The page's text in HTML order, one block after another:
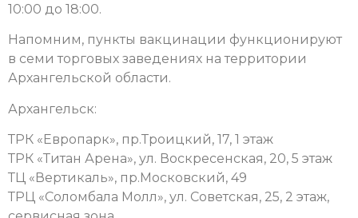
10:00 до 18:00.
Напомним, пункты вакцинации функционируют
в семи торговых заведениях на территории
Архангельской области.
Архангельск:
ТРК «Европарк», пр.Троицкий, 17, 1 этаж
ТРК «Титан Арена», ул. Воскресенская, 20, 5 этаж
ТЦ «Вертикаль», пр.Московский, 49
ТРЦ «Соломбала Молл», ул. Советская, 25, 2 этаж,